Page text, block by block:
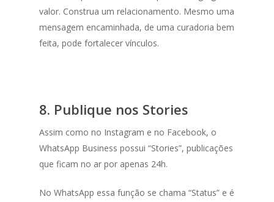
valor. Construa um relacionamento. Mesmo uma
mensagem encaminhada, de uma curadoria bem
feita, pode fortalecer vínculos.
8. Publique nos Stories
Assim como no Instagram e no Facebook, o
WhatsApp Business possui “Stories”, publicações
que ficam no ar por apenas 24h.
No WhatsApp essa função se chama “Status” e é